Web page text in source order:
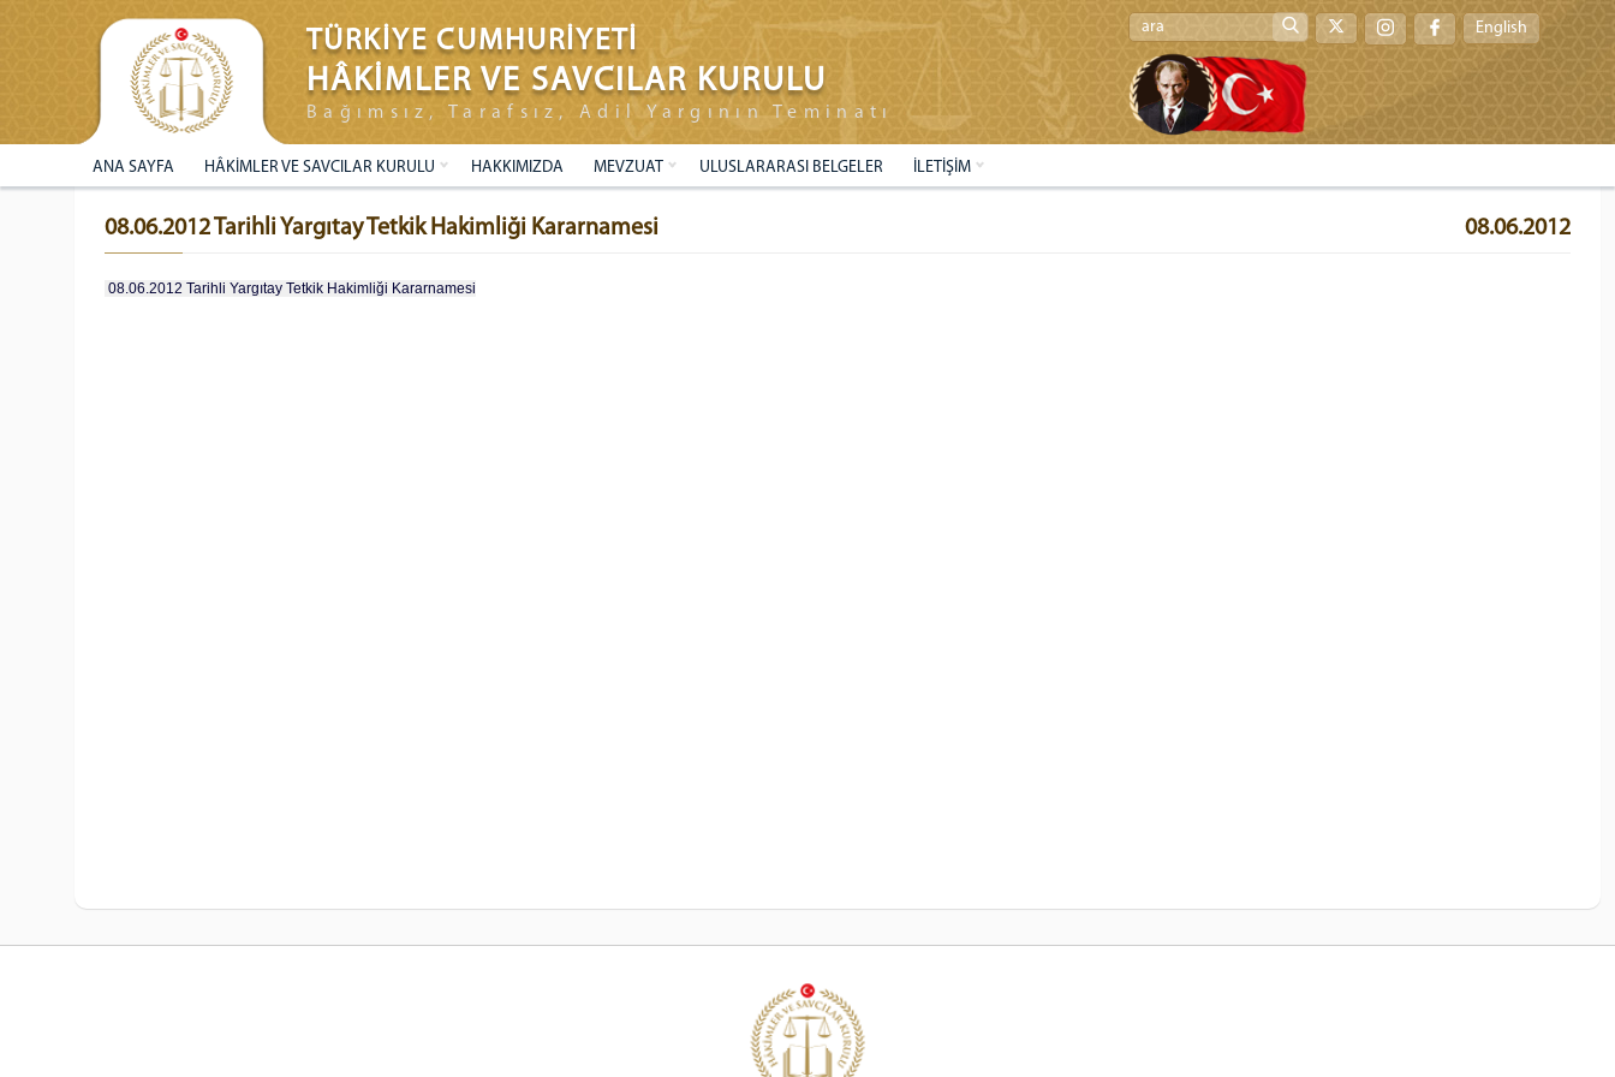
TÜRKİYE CUMHURİYETİ
HÂKİMLER VE SAVCILAR KURULU
Bağımsız, Tarafsız, Adil Yargının Teminatı
English
ANA SAYFA HÂKİMLER VE SAVCILAR KURULU HAKKIMIZDA MEVZUAT ULUSLARARASI BELGELER İLETİŞİM
08.06.2012 Tarihli Yargıtay Tetkik Hakimliği Kararnamesi 08.06.2012
08.06.2012 Tarihli Yargıtay Tetkik Hakimliği Kararnamesi